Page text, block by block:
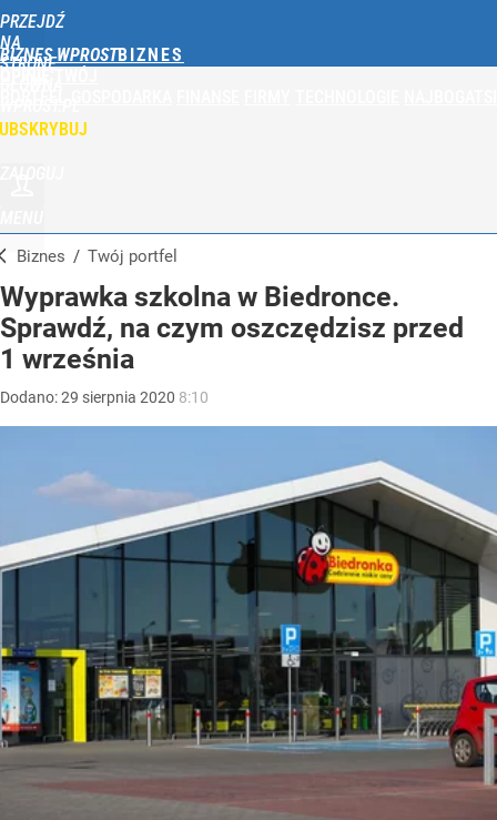
PRZEJDŹ
NA
STRONĘ
BIZNES WPROST
Biznes / Twój portfel
Wyprawka szkolna w Biedronce.
Sprawdź, na czym oszczędzisz przed
1 września
Dodano:29 sierpnia 2020 8:10